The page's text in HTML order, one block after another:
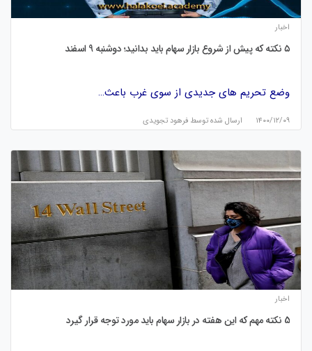
اخبار
۵ نکته که پیش از شروع بازار سهام باید بدانید؛ دوشنبه 9 اسفند
وضع تحریم های جدیدی از سوی غرب باعث…
۱۴۰۰/۱۲/۰۹ ارسال شده توسط فرهود تجویدی
اخبار
5 نکته مهم که این هفته در بازار سهام باید مورد توجه قرار گیرد